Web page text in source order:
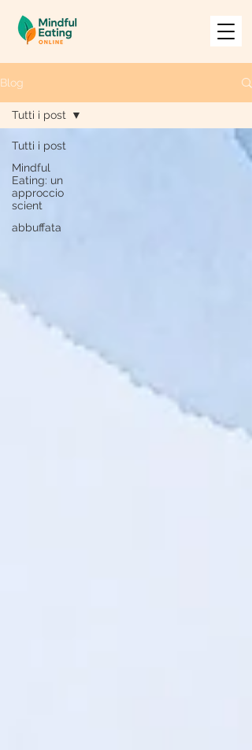
Blog
Tutti i post
Mindful
Eating: un
approccio
scient
abbuffata
Tutti i post